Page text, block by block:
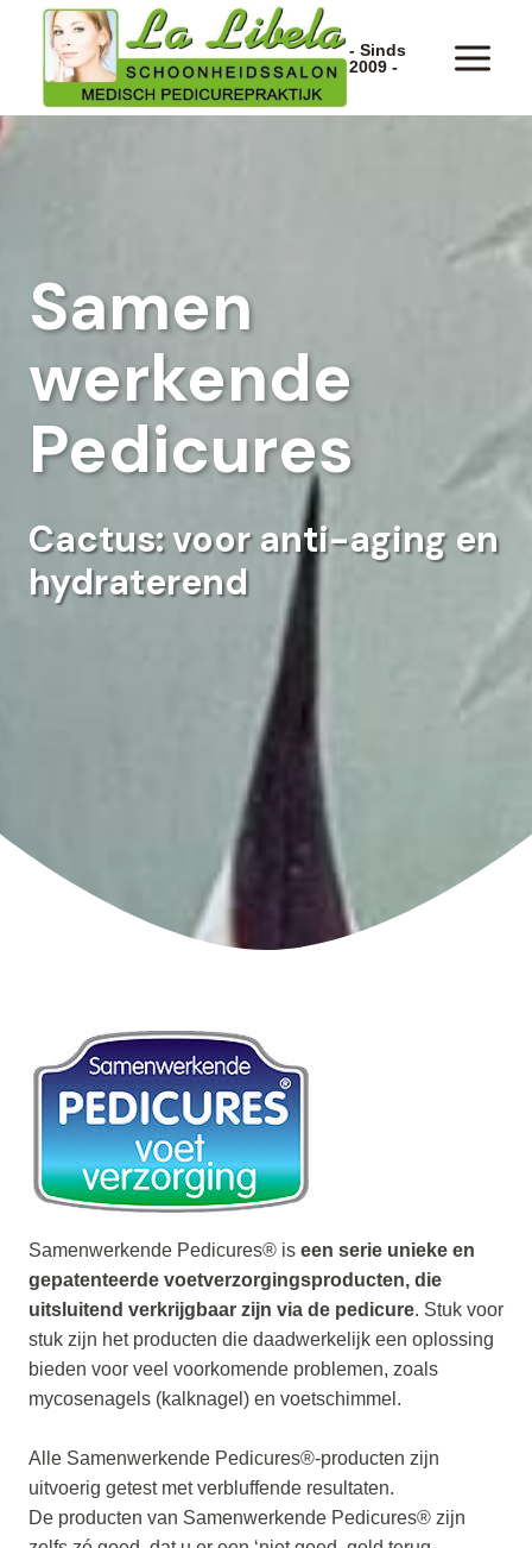
Doorgaan
inhoud
- Sinds
2009 -
Samen
werkende
Pedicures
Cactus: voor anti-aging en
hydraterend
Samenwerkende Pedicures® is een serie unieke en
gepatenteerde voetverzorgingsproducten, die
uitsluitend verkrijgbaar zijn via de pedicure. Stuk voor
stuk zijn het producten die daadwerkelijk een oplossing
bieden voor veel voorkomende problemen, zoals
mycosenagels (kalknagel) en voetschimmel.
Alle Samenwerkende Pedicures®-producten zijn
uitvoerig getest met verbluffende resultaten.
De producten van Samenwerkende Pedicures® zijn